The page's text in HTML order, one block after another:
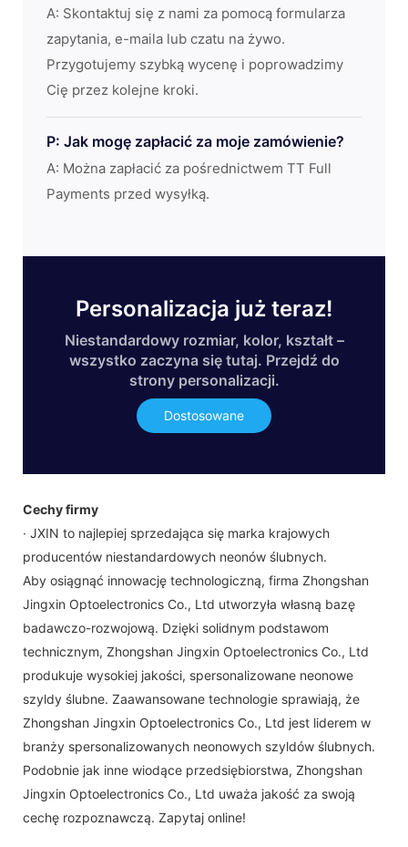
A: Skontaktuj się z nami za pomocą formularza
zapytania, e-maila lub czatu na żywo.
Przygotujemy szybką wycenę i poprowadzimy
Cię przez kolejne kroki.
P: Jak mogę zapłacić za moje zamówienie?
A: Można zapłacić za pośrednictwem TT Full
Payments przed wysyłką.
Personalizacja już teraz!
Niestandardowy rozmiar, kolor, kształt –
wszystko zaczyna się tutaj. Przejdź do
strony personalizacji.
Dostosowane
Cechy firmy
· JXIN ​​to najlepiej sprzedająca się marka krajowych
producentów niestandardowych neonów ślubnych.
Aby osiągnąć innowację technologiczną, firma Zhongshan
Jingxin Optoelectronics Co., Ltd utworzyła własną bazę
badawczo-rozwojową. Dzięki solidnym podstawom
technicznym, Zhongshan Jingxin Optoelectronics Co., Ltd
produkuje wysokiej jakości, spersonalizowane neonowe
szyldy ślubne. Zaawansowane technologie sprawiają, że
Zhongshan Jingxin Optoelectronics Co., Ltd jest liderem w
branży spersonalizowanych neonowych szyldów ślubnych.
Podobnie jak inne wiodące przedsiębiorstwa, Zhongshan
Jingxin Optoelectronics Co., Ltd uważa jakość za swoją
cechę rozpoznawczą. Zapytaj online!